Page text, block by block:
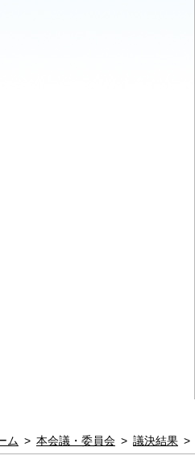
ム > 本会議・委員会 > 議決結果 >